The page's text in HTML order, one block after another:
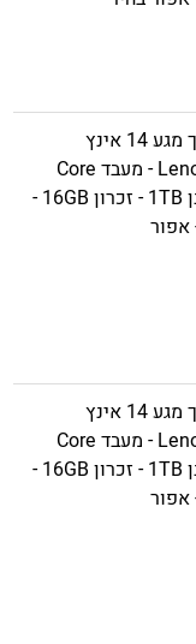
מחשב נייד עם מסך מגע 14 אינץ
Lenovo Yoga 7 2-in-1 - מעבד Core
Ultra 5 226V - כונן 1TB - זכרון 16GB -
מחשב נייד עם מסך מגע 14 אינץ
Lenovo Yoga 7 2-in-1 - מעבד Core
Ultra 7 256V - כונן 1TB - זכרון 16GB -